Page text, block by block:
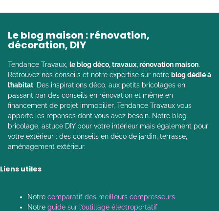
Le blog maison : rénovation,
décoration, DIY
Tendance Travaux, le blog déco, travaux, rénovation maison.
Retrouvez nos conseils et notre expertise sur notre blog dédié à
l’habitat. Des inspirations déco, aux petits bricolages en
passant par des conseils en rénovation et même en
financement de projet immobilier, Tendance Travaux vous
apporte les réponses dont vous avez besoin. Notre blog
bricolage, astuce DIY pour votre intérieur mais également pour
votre extérieur : des conseils en déco de jardin, terrasse,
aménagement extérieur.
Liens utiles
Notre comparatif des meilleurs compresseurs
Notre guide sur l’outillage électroportatif